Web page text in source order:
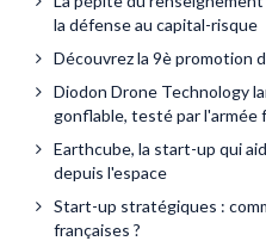
la défense au capital-risque
Découvrez la 9è promotion
Diodon Drone Technology
gonflable, testé par l'armée
Earthcube, la start-up qui
depuis l'espace
Start-up stratégiques :
françaises ?